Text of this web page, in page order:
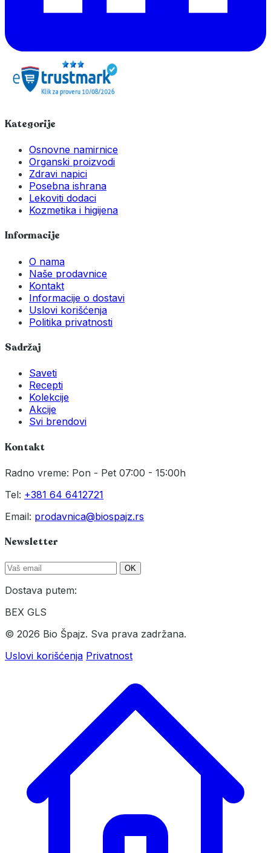
Kategorije
Osnovne namirnice
Organski proizvodi
Zdravi napici
Posebna ishrana
Lekoviti dodaci
Kozmetika i higijena
Informacije
O nama
Naše prodavnice
Kontakt
Informacije o dostavi
Uslovi korišćenja
Politika privatnosti
Sadržaj
Saveti
Recepti
Kolekcije
Akcije
Svi brendovi
Kontakt
Radno vreme: Pon - Pet 07:00 - 15:00h
Tel: +381 64 6412721
Email: prodavnica@biospajz.rs
Newsletter
OK
Dostava putem:
BEX GLS
© 2026 Bio Špajz. Sva prava zadržana.
Uslovi korišćenja Privatnost